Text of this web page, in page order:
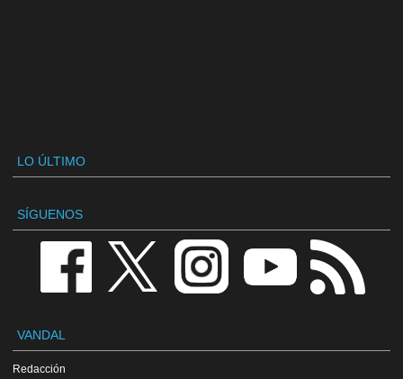
LO ÚLTIMO
SÍGUENOS
VANDAL
Redacción